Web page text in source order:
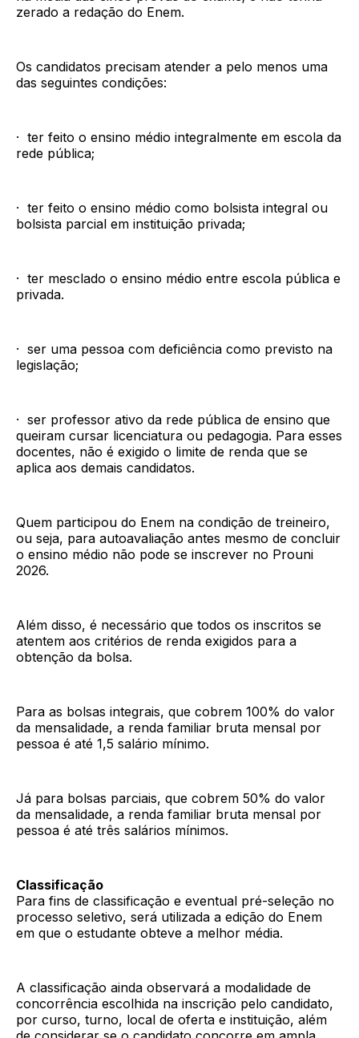
zerado a redação do Enem.
Os candidatos precisam atender a pelo menos uma
das seguintes condições:
· ter feito o ensino médio integralmente em escola da
rede pública;
· ter feito o ensino médio como bolsista integral ou
bolsista parcial em instituição privada;
· ter mesclado o ensino médio entre escola pública e
privada.
· ser uma pessoa com deficiência como previsto na
legislação;
· ser professor ativo da rede pública de ensino que
queiram cursar licenciatura ou pedagogia. Para esses
docentes, não é exigido o limite de renda que se
aplica aos demais candidatos.
Quem participou do Enem na condição de treineiro,
ou seja, para autoavaliação antes mesmo de concluir
o ensino médio não pode se inscrever no Prouni
2026.
Além disso, é necessário que todos os inscritos se
atentem aos critérios de renda exigidos para a
obtenção da bolsa.
Para as bolsas integrais, que cobrem 100% do valor
da mensalidade, a renda familiar bruta mensal por
pessoa é até 1,5 salário mínimo.
Já para bolsas parciais, que cobrem 50% do valor
da mensalidade, a renda familiar bruta mensal por
pessoa é até três salários mínimos.
Classificação
Para fins de classificação e eventual pré-seleção no
processo seletivo, será utilizada a edição do Enem
em que o estudante obteve a melhor média.
A classificação ainda observará a modalidade de
concorrência escolhida na inscrição pelo candidato,
por curso, turno, local de oferta e instituição, além